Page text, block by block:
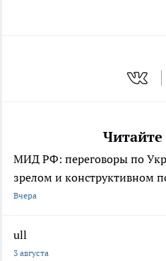
МИД РФ: переговоры по
зрелом и конструктивном
Вчера
ull
3 августа